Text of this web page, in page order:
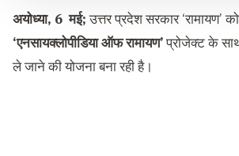
अयोध्या, 6 मई;उत्तर प्रदेश सरकार ‘रामायण’
‘एनसायक्लोपीडिया ऑफ रामायण’प्रोजेक्ट के साथ
ले जाने की योजना बना रही है।